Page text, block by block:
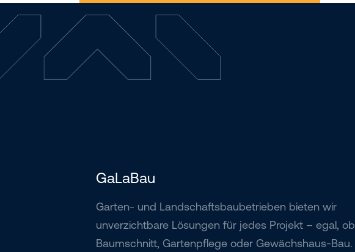
GaLaBau
Garten- und Landschaftsbaubetrieben bieten wir
unverzichtbare Lösungen für jedes Projekt – egal, ob
Baumschnitt, Gartenpflege oder Gewächshaus-Bau.